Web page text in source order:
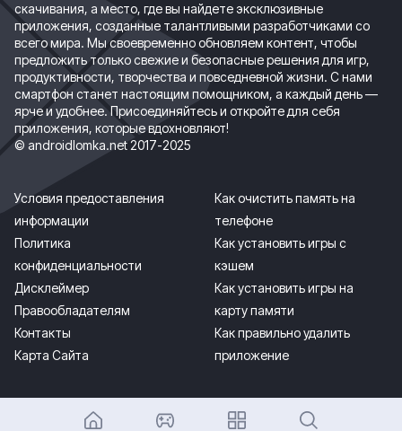
скачивания, а место, где вы найдете эксклюзивные
приложения, созданные талантливыми разработчиками со
всего мира. Мы своевременно обновляем контент, чтобы
предложить только свежие и безопасные решения для игр,
продуктивности, творчества и повседневной жизни. С нами
смартфон станет настоящим помощником, а каждый день —
ярче и удобнее. Присоединяйтесь и откройте для себя
приложения, которые вдохновляют!
© androidlomka.net 2017-2025
Условия предоставления
информации
Политика
конфиденциальности
Дисклеймер
Правообладателям
Контакты
Карта Сайта
Как очистить память на
телефоне
Как установить игры с
кэшем
Как установить игры на
карту памяти
Как правильно удалить
приложение